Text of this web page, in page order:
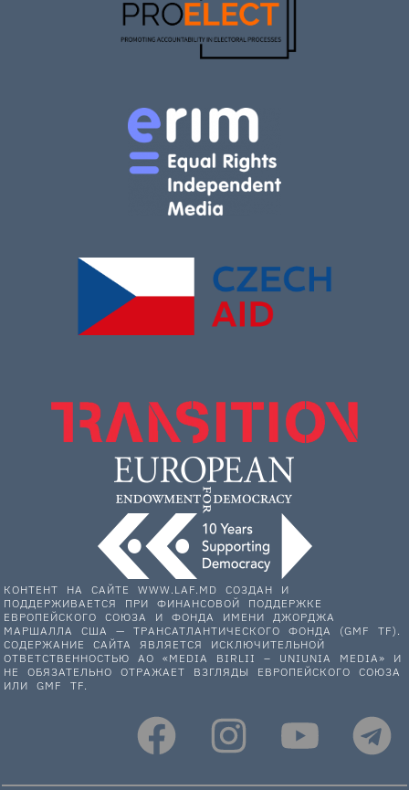
КОНТЕНТ НА САЙТЕ WWW.LAF.MD СОЗДАН И
ПОДДЕРЖИВАЕТСЯ ПРИ ФИНАНСОВОЙ ПОДДЕРЖКЕ
ЕВРОПЕЙСКОГО СОЮЗА И ФОНДА ИМЕНИ ДЖОРДЖА
МАРШАЛЛА США — ТРАНСАТЛАНТИЧЕСКОГО ФОНДА (GMF TF).
СОДЕРЖАНИЕ САЙТА ЯВЛЯЕТСЯ ИСКЛЮЧИТЕЛЬНОЙ
ОТВЕТСТВЕННОСТЬЮ АО «MEDIA BIRLII – UNIUNIA MEDIA» И
НЕ ОБЯЗАТЕЛЬНО ОТРАЖАЕТ ВЗГЛЯДЫ ЕВРОПЕЙСКОГО СОЮЗА
ИЛИ GMF TF.